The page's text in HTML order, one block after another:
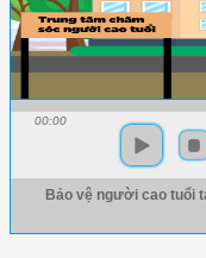
00:00
Bảo vệ người cao tuổi